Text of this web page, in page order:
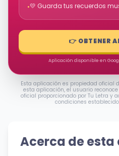
•💛 Guarda tus recuerdos
👉 OBTENER
Aplicación disponible en
Esta aplicación es propiedad oficial
esta aplicación, el usuario
oficial proporcionado por Tu Letra y
condiciones
Acerca de